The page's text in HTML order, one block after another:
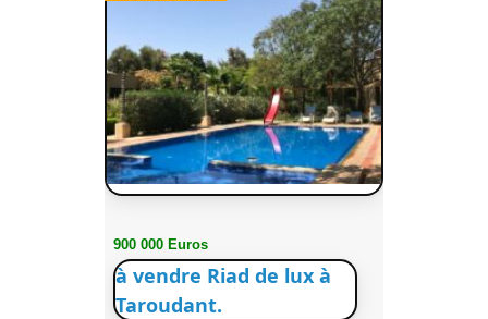
900 000 Euros
à vendre Riad de lux à
Taroudant.